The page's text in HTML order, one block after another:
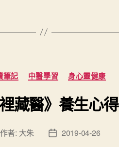
分
類
筆記 中醫學習 身心靈健康
裡藏醫》養生心得
作者: 大朱
文 2019-04-26